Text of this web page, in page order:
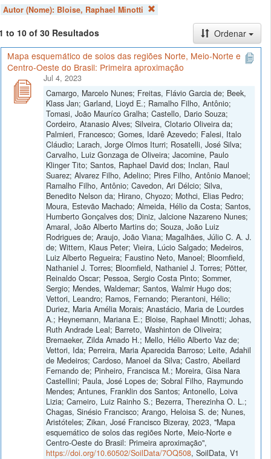
Autor (Nome): Bloise, Raphael Minotti
to 10 of 30 Resultados
Ordenar
Mapa esquemático de solos das regiões Norte, Meio-Norte e
Centro-Oeste do Brasil: Primeira aproximação
Jul 4, 2023
Camargo, Marcelo Nunes; Freitas, Flávio Garcia de; Beek,
Klass Jan; Garland, Lioyd E.; Ramalho Filho, Antônio;
Tomasi, João Mauríco Gralha; Castello, Dario Souza;
Cordeiro, Atanasio Alves; Silveira, Clotario Oliveira da;
Palmieri, Francesco; Gomes, Idarê Azevedo; Falesi, Italo
Cláudio; Larach, Jorge Olmos Iturri; Rosatelli, José Silva;
Carvalho, Luiz Gonzaga de Oliveira; Jacomine, Paulo
Klinger Tito; Santos, Raphael David dos; Inclan, Raul
Suarez; Alvarez Filho, Adelino; Pires Filho, Antônio Manoel;
Ramalho Filho, Antônio; Cavedon, Ari Délcio; Silva,
Benedito Nelson da; Hirano, Chyozo; Mothci, Elias Pedro;
Moura, Estevão Machado; Almeida, Hélio da Costa; Santos,
Humberto Gonçalves dos; Diniz, Jalcione Nazareno Nunes;
Amaral, João Alberto Martins do; Souza, João Luiz
Rodrigues de; Araujo, João Viana; Magalhães, Júlio C. A. J.
de; Wittern, Klaus Peter; Vieira, Lúcio Salgado; Medeiros,
Luiz Alberto Regueira; Faustino Neto, Manoel; Bloomfield,
Nathaniel J. Torres; Bloomfield, Nathaniel J. Torres; Pötter,
Reinaldo Oscar; Pessoa, Sergio Costa Pinto; Sommer,
Sergio; Mendes, Waldemar; Santos, Walmir Hugo dos;
Vettori, Leandro; Ramos, Fernando; Pierantoni, Hélio;
Duriez, Maria Amélia Morais; Anastácio, Maria de Lourdes
A.; Heynemann, Mariana E.; Bloise, Raphael Minotti; Johas,
Ruth Andrade Leal; Barreto, Washinton de Oliveira;
Bremaeker, Zilda Amado H.; Mello, Hélio Alberto Vaz de;
Vettori, Ida; Perreira, Maria Aparecida Barroso; Leite, Adahil
de Medeiros; Cardoso, Manoel da Silva; Castro, Abeilard
Fernando de; Pinheiro, Francisca M.; Moreira, Gisa Nara
Castellini; Paula, José Lopes de; Sobral Filho, Raymundo
Mendes; Antunes, Franklin dos Santos; Antonello, Loiva
Lizia; Carneiro, Luiz Rainho S.; Bezerra, Therezinha O. L.;
Chagas, Sinésio Francisco; Arango, Heloisa S. de; Nunes,
Aristóteles; Zikan, José Francisco Bizeray, 2023, "Mapa
esquemático de solos das regiões Norte, Meio-Norte e
Centro-Oeste do Brasil: Primeira aproximação",
https://doi.org/10.60502/SoilData/7OQ508, SoilData, V1